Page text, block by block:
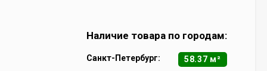
Наличие товара по городам:
Санкт-Петербург: 58.37 м²